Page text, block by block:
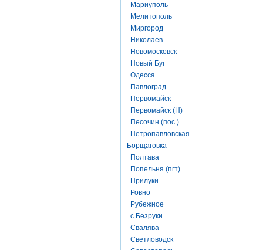
Мариуполь
Мелитополь
Миргород
Николаев
Новомосковск
Новый Буг
Одесса
Павлоград
Первомайск
Первомайск (Н)
Песочин (пос.)
Петропавловская
Борщаговка
Полтава
Попельня (пгт)
Прилуки
Ровно
Рубежное
с.Безруки
Свалява
Светловодск